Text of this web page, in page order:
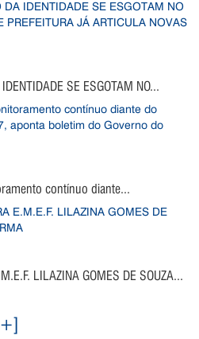
SE ESGOTAM NO...
contínuo diante...
LILAZINA GOMES DE SOUZA...